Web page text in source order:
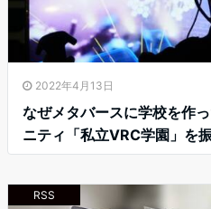
2022年4月13日
なぜメタバースに学校を作
ニティ「私立VRC学園」を
RSS